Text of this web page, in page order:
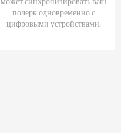
почерк одновременно с
цифровыми устройствами.